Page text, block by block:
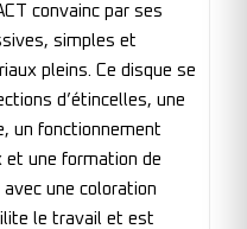
convainc par ses
simples et
pleins. Ce disque se
d’étincelles, une
un fonctionnement
et une formation de
une coloration
le travail et est